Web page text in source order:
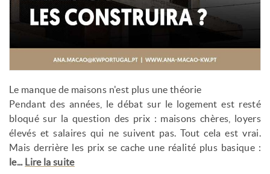
Le manque de maisons n'est plus une théorie
Pendant des années, le débat sur le logement est resté
bloqué sur la question des prix : maisons chères, loyers
élevés et salaires qui ne suivent pas. Tout cela est vrai.
Mais derrière les prix se cache une réalité plus basique :
le... Lire la suite